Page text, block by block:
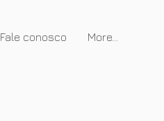
Fale conosco More...